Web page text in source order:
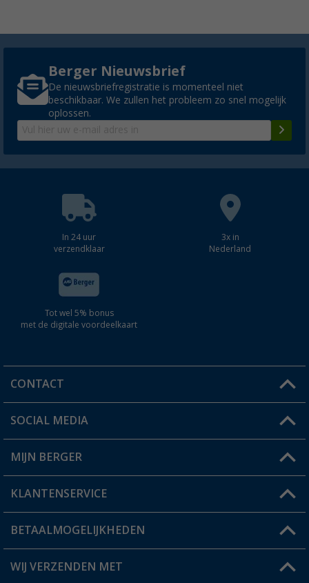
Berger Nieuwsbrief
De nieuwsbriefregistratie is momenteel niet
beschikbaar. We zullen het probleem zo snel mogelijk
oplossen.
In 24 uur
verzendklaar
3x in
Nederland
Tot wel 5% bonus
met de digitale voordeelkaart
CONTACT
Een vraag?
Winkel vinden
SOCIAL MEDIA
MIJN BERGER
Mijn account
Status bestelling
KLANTENSERVICE
FAQ & Contact
Verzendinformatie
BETAALMOGELIJKHEDEN
WIJ VERZENDEN MET